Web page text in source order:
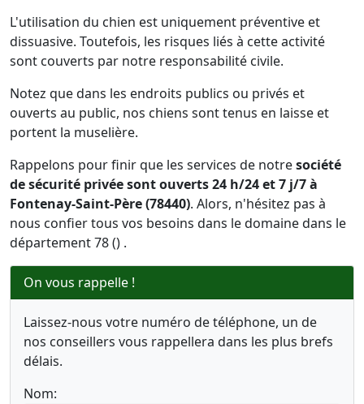
L'utilisation du chien est uniquement préventive et
dissuasive. Toutefois, les risques liés à cette activité
sont couverts par notre responsabilité civile.
Notez que dans les endroits publics ou privés et
ouverts au public, nos chiens sont tenus en laisse et
portent la muselière.
Rappelons pour finir que les services de notresociété
de sécurité privée sont ouverts 24 h/24 et 7 j/7 à
Fontenay-Saint-Père (78440). Alors, n'hésitez pas à
nous confier tous vos besoins dans le domaine dans le
département 78 () .
On vous rappelle !
Laissez-nous votre numéro de téléphone, un de
nos conseillers vous rappellera dans les plus brefs
délais.
Nom: